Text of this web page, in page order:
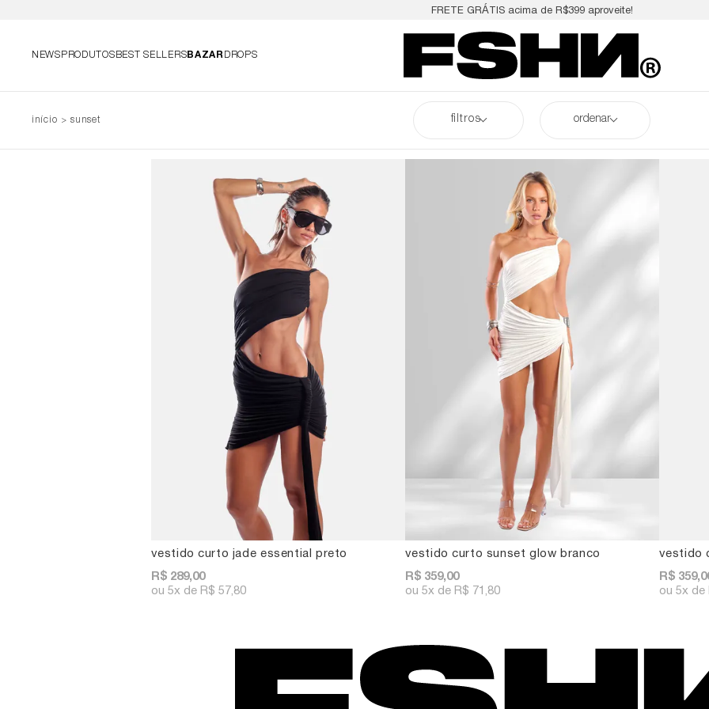
FRETE GRÁTIS acima de R$399 aproveite!
NEWSPRODUTOSBEST SELLERSBAZARDROPS
início sunset filtros
vestido curto jade essential preto
R$ 289,00
5x R$ 57,80
vestido curto sunset glow branco
R$ 359,00
5x R$ 71,80
vestido
R$
5x